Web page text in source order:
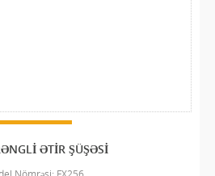
ƏTIR ŞÜŞƏSI